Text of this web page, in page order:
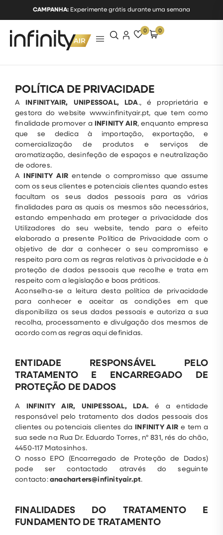
CAMPANHA: Experimente grátis durante uma semana
0 0
POLÍTICA DE PRIVACIDADE
A INFINITYAIR, UNIPESSOAL, LDA., é proprietária e
gestora do website www.infinityair.pt, que tem como
finalidade promover a INFINITY AIR, enquanto empresa
que se dedica à importação, exportação, e
comercialização de produtos e serviços de
aromatização, desinfeção de espaços e neutralização
de odores.
A INFINITY AIRentende o compromisso que assume
com os seus clientes e potenciais clientes quando estes
facultam os seus dados pessoais para as várias
finalidades para as quais os mesmos são necessários,
estando empenhada em proteger a privacidade dos
Utilizadores do seu website, tendo para o efeito
elaborado a presente Política de Privacidade com o
objetivo de dar a conhecer o seu compromisso e
respeito para com as regras relativas à privacidade e à
proteção de dados pessoais que recolhe e trata em
respeito com a legislação e boas práticas.
Aconselha-se a leitura desta política de privacidade
para conhecer e aceitar as condições em que
disponibiliza os seus dados pessoais e autoriza a sua
recolha, processamento e divulgação dos mesmos de
acordo com as regras aqui definidas.
ENTIDADE RESPONSÁVEL PELO
TRATAMENTO E ENCARREGADO DE
PROTEÇÃO DE DADOS
A INFINITY AIR, UNIPESSOAL, LDA.é a entidade
responsável pelo tratamento dos dados pessoais dos
clientes ou potenciais clientes da INFINITY AIR e tem a
sua sede na Rua Dr. Eduardo Torres, nº 831, rés do chão,
4450-117 Matosinhos.
O nosso EPO (Encarregado de Proteção de Dados)
pode ser contactado através do seguinte
contacto:anacharters@infinityair.pt.
FINALIDADES DO TRATAMENTO E
FUNDAMENTO DE TRATAMENTO